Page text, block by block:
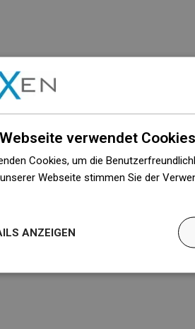
verwendet
Cookies, um die
Webseite stimmen Sie der
ANZEIGEN